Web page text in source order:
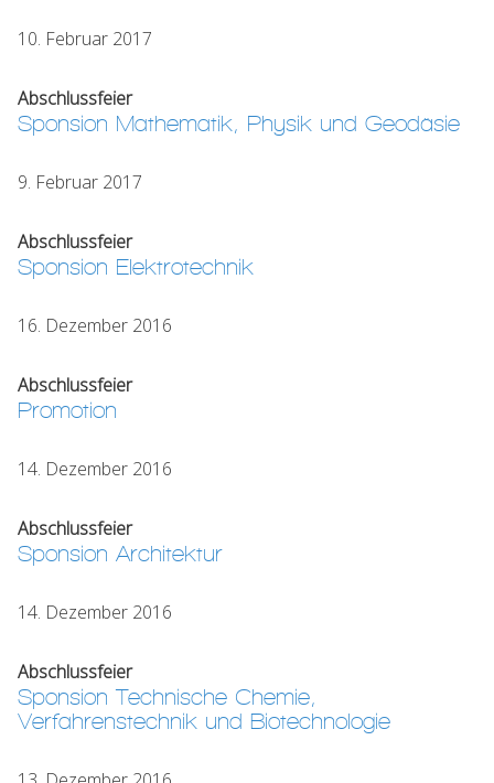
10. Februar 2017
Abschlussfeier
Sponsion Mathematik, Physik und Geodäsie
9. Februar 2017
Abschlussfeier
Sponsion Elektrotechnik
16. Dezember 2016
Abschlussfeier
Promotion
14. Dezember 2016
Abschlussfeier
Sponsion Architektur
14. Dezember 2016
Abschlussfeier
Sponsion Technische Chemie,
Verfahrenstechnik und Biotechnologie